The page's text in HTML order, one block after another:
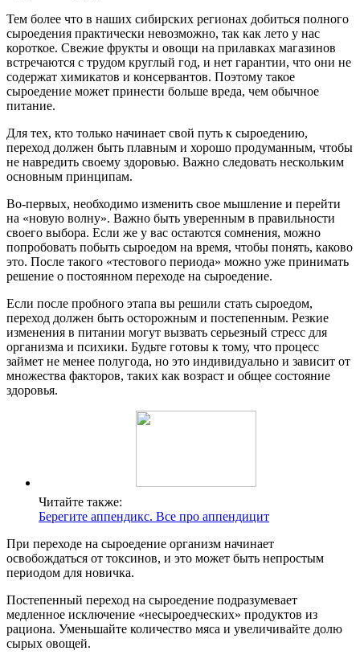
Тем более что в наших сибирских регионах добиться полного
сыроедения практически невозможно, так как лето у нас
короткое. Свежие фрукты и овощи на прилавках магазинов
встречаются с трудом круглый год, и нет гарантии, что они не
содержат химикатов и консервантов. Поэтому такое
сыроедение может принести больше вреда, чем обычное
питание.
Для тех, кто только начинает свой путь к сыроедению,
переход должен быть плавным и хорошо продуманным, чтобы
не навредить своему здоровью. Важно следовать нескольким
основным принципам.
Во-первых, необходимо изменить свое мышление и перейти
на «новую волну». Важно быть уверенным в правильности
своего выбора. Если же у вас остаются сомнения, можно
попробовать побыть сыроедом на время, чтобы понять, каково
это. После такого «тестового периода» можно уже принимать
решение о постоянном переходе на сыроедение.
Если после пробного этапа вы решили стать сыроедом,
переход должен быть осторожным и постепенным. Резкие
изменения в питании могут вызвать серьезный стресс для
организма и психики. Будьте готовы к тому, что процесс
займет не менее полугода, но это индивидуально и зависит от
множества факторов, таких как возраст и общее состояние
здоровья.
Читайте также:
Берегите аппендикс. Все про аппендицит
При переходе на сыроедение организм начинает
освобождаться от токсинов, и это может быть непростым
периодом для новичка.
Постепенный переход на сыроедение подразумевает
медленное исключение «несыроедческих» продуктов из
рациона. Уменьшайте количество мяса и увеличивайте долю
сырых овощей.